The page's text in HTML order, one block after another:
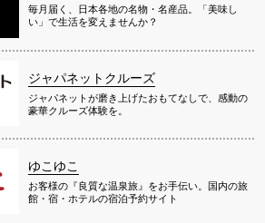
毎月届く、日本各地の名物・名産品。「美味し
い」で生活を変えませんか？
ジャパネットクルーズ
ジャパネットが磨き上げたおもてなしで、感動の
豪華クルーズ体験を。
ゆこゆこ
お客様の『良質な温泉旅』をお手伝い。国内の旅
館・宿・ホテルの宿泊予約サイト